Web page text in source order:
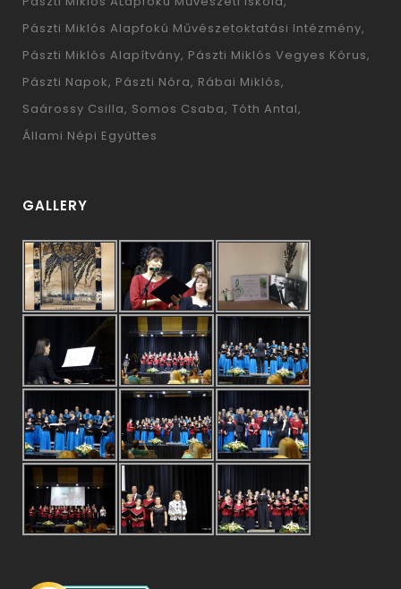
Pászti Miklós Alapfokú Művészetoktatási Intézmény
Pászti Miklós Alapítvány Pászti Miklós Vegyes Kórus
Pászti Napok Pászti Nóra Rábai Miklós
Saárossy Csilla Somos Csaba Tóth Antal
Állami Népi Együttes
GALLERY